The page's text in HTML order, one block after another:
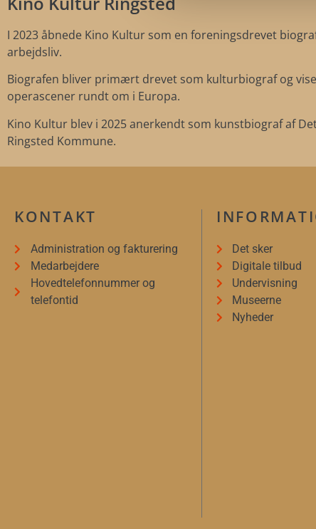
I 2023 åbnede Kino Kultur som en foreningsdrevet
arbejdsliv.
Biografen bliver primært drevet som kulturbiograf og
operascener rundt om i Europa.
Kino Kultur blev i 2025 anerkendt som kunstbiograf af
Ringsted Kommune.
KONTAKT
Administration og fakturering
Medarbejdere
Hovedtelefonnummer og
telefontid
Det sker
Digitale tilbud
Undervisning
Museerne
Nyheder